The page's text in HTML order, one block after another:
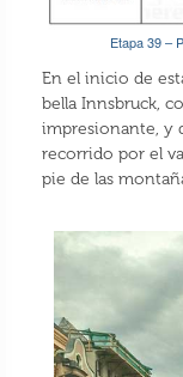
Etapa 39 –
En el inicio de
bella Innsbruck,
impresionante, y
recorrido por el
pie de las